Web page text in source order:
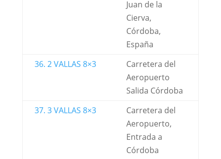
Juan de la
Cierva,
Córdoba,
España
36. 2 VALLAS 8×3
Carretera del
Aeropuerto
Salida Córdoba
37. 3 VALLAS 8×3
Carretera del
Aeropuerto,
Entrada a
Córdoba